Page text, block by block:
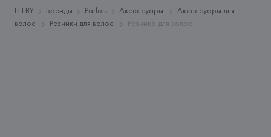
FH.BY Бренды Parfois Аксессуары
Аксессуары для
волос
Резинки для волос Резинка для волос